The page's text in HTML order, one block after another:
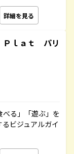
詳細を見る
ｌａｔ パリ
る」「遊ぶ」を
ビジュアルガイ